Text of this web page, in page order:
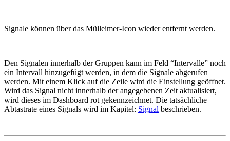
Signale können über das Mülleimer-Icon wieder entfernt werden.
Den Signalen innerhalb der Gruppen kann im Feld “Intervalle” noch
ein Intervall hinzugefügt werden, in dem die Signale abgerufen
werden. Mit einem Klick auf die Zeile wird die Einstellung geöffnet.
Wird das Signal nicht innerhalb der angegebenen Zeit aktualisiert,
wird dieses im Dashboard rot gekennzeichnet. Die tatsächliche
Abtastrate eines Signals wird im Kapitel: Signal beschrieben.